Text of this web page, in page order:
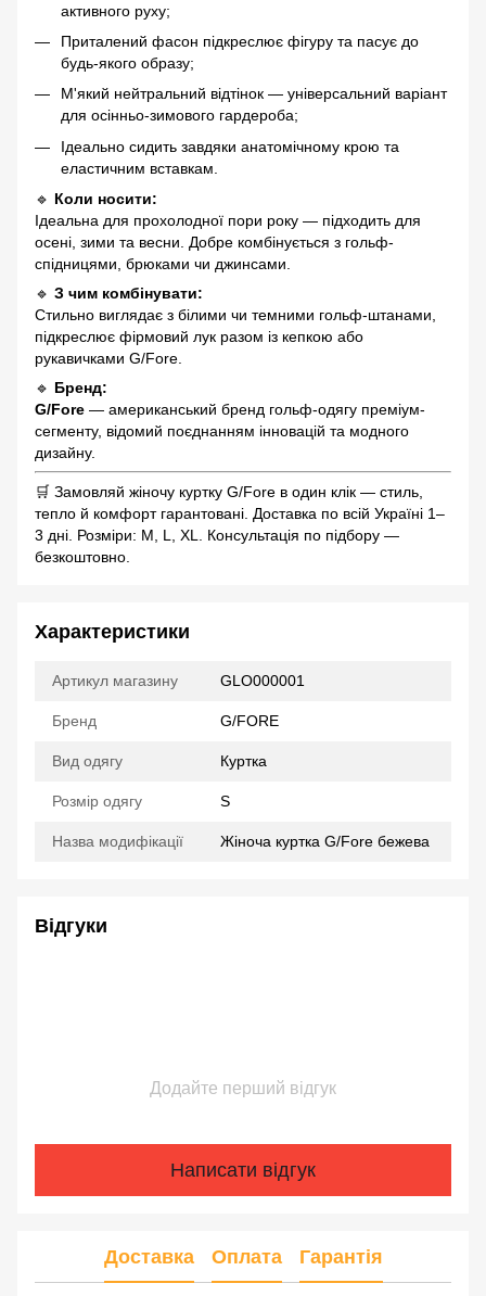
активного руху;
Приталений фасон підкреслює фігуру та пасує до
будь-якого образу;
М'який нейтральний відтінок — універсальний варіант
для осінньо-зимового гардероба;
Ідеально сидить завдяки анатомічному крою та
еластичним вставкам.
🔹 Коли носити:
Ідеальна для прохолодної пори року — підходить для
осені, зими та весни. Добре комбінується з гольф-
спідницями, брюками чи джинсами.
🔹 З чим комбінувати:
Стильно виглядає з білими чи темними гольф-штанами,
підкреслює фірмовий лук разом із кепкою або
рукавичками G/Fore.
🔹 Бренд:
G/Fore — американський бренд гольф-одягу преміум-
сегменту, відомий поєднанням інновацій та модного
дизайну.
🛒 Замовляй жіночу куртку G/Fore в один клік — стиль,
тепло й комфорт гарантовані. Доставка по всій Україні 1–
3 дні. Розміри: M, L, XL. Консультація по підбору —
безкоштовно.
Характеристики
Артикул магазину GLO000001
Бренд G/FORE
Вид одягу Куртка
Розмір одягу S
Назва модифікації Жіноча куртка G/Fore бежева
Відгуки
Додайте перший відгук
Написати відгук
Доставка Оплата Гарантія